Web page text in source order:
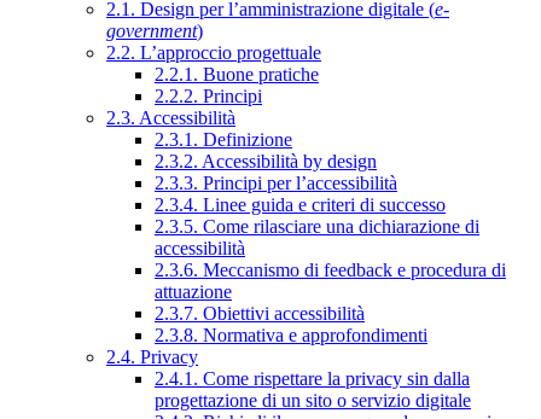
2.1. Design per l’amministrazione digitale (e-
government)
2.2. L’approccio progettuale
2.2.1. Buone pratiche
2.2.2. Principi
2.3. Accessibilità
2.3.1. Definizione
2.3.2. Accessibilità by design
2.3.3. Principi per l’accessibilità
2.3.4. Linee guida e criteri di successo
2.3.5. Come rilasciare una dichiarazione di
accessibilità
2.3.6. Meccanismo di feedback e procedura di
attuazione
2.3.7. Obiettivi accessibilità
2.3.8. Normativa e approfondimenti
2.4. Privacy
2.4.1. Come rispettare la privacy sin dalla
progettazione di un sito o servizio digitale